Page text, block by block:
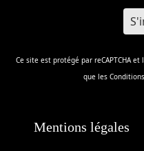
Ce site est protégé par reCAPTCHA et
que les
Mentions légales